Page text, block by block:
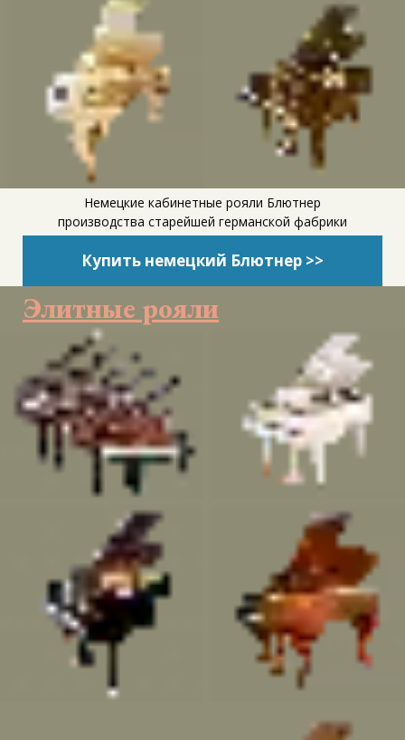
Немецкие кабинетные рояли Блютнер
производства старейшей германской фабрики
Купить немецкий Блютнер >>
Элитные рояли